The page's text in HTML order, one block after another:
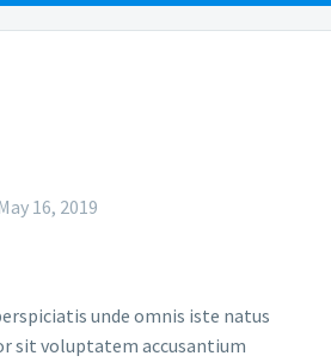
16, 2019
unde omnis iste natus
sit voluptatem accusantium